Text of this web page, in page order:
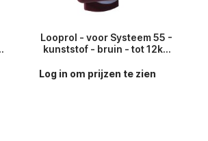
Looprol - voor Systeem 55 -
kunststof - bruin - tot 12kg
Log in om prijzen te zien